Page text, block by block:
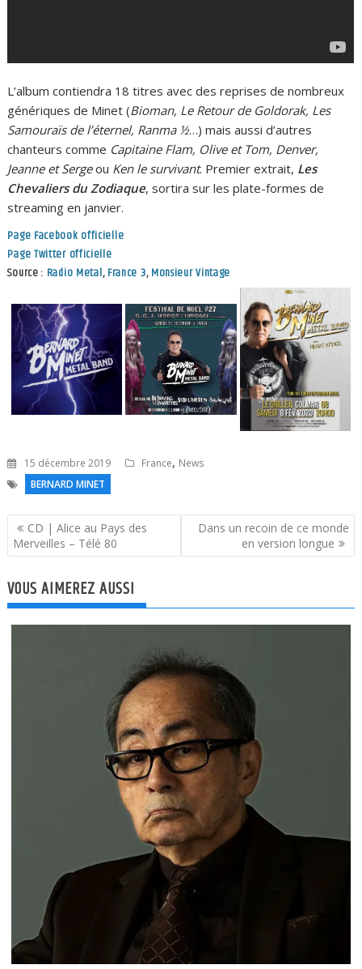
L’album contiendra 18 titres avec des reprises de nombreux
génériques de Minet (Bioman, Le Retour de Goldorak, Les
Samouraïs de l’éternel, Ranma ½…) mais aussi d’autres
chanteurs comme Capitaine Flam, Olive et Tom, Denver,
Jeanne et Sergeou Ken le survivant. Premier extrait, Les
Chevaliers du Zodiaque, sortira sur les plate-formes de
streaming en janvier.
Page Facebook officielle
Page Twitter officielle
Source : Radio Metal,France 3,Monsieur Vintage
15 décembre 2019 France, News
BERNARD MINET
Navigation
de
l’article
CD | Alice au Pays des
Merveilles – Télé 80
Dans un recoin de ce monde
en version longue
VOUS AIMEREZ AUSSI